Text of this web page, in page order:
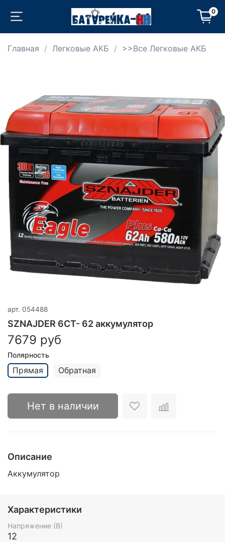
0
Главная Легковые АКБ >>Все Легковые АКБ
арт. 054488
SZNAJDER 6СТ- 62 аккумулятор
7679 руб
Полярность
Прямая Обратная
Нет в наличии
Описание
Аккумулятор
Характеристики
Напряжение (В)
12